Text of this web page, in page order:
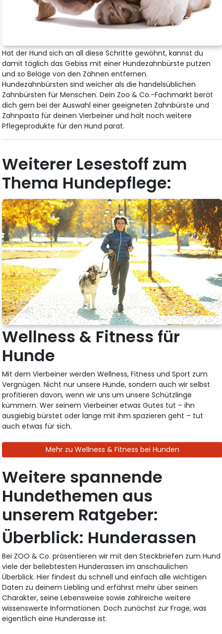
Hat der Hund sich an all diese Schritte gewöhnt, kannst du
damit täglich das Gebiss mit einer Hundezahnbürste putzen
und so Beläge von den Zähnen entfernen.
Hundezahnbürsten sind weicher als die handelsüblichen
Zahnbürsten für Menschen. Dein Zoo & Co.-Fachmarkt berät
dich gern bei der Auswahl einer geeigneten Zahnbürste und
Zahnpasta für deinen Vierbeiner und hält noch weitere
Pflegeprodukte für den Hund parat.
Weiterer Lesestoff zum
Thema Hundepflege:
Wellness & Fitness für
Hunde
Mit dem Vierbeiner werden Wellness, Fitness und Sport zum
Vergnügen. Nicht nur unsere Hunde, sondern auch wir selbst
profitieren davon, wenn wir uns um unsere Schützlinge
kümmern. Wer seinem Vierbeiner etwas Gutes tut – ihn
ausgiebig bürstet oder lange mit ihm spazieren geht – tut
auch etwas für sich.
Mehr zu Wellness & Fitness bei Hunden
Weitere spannende
Hundethemen aus
unserem Ratgeber:
Überblick: Hunderassen
Bei ZOO & Co. präsentieren wir mit den Steckbriefen zum Hund
viele der beliebtesten Hunderassen im anschaulichen
Überblick. Hier findest du schnell und einfach alle wichtigen
Daten zu deinem Liebling und erfährst mehr über seinen
Charakter, seine Lebensweise sowie zahlreiche weitere
wissenswerte Informationen. Doch zunächst zur Frage, was
eigentlich eine Hunderasse ist.